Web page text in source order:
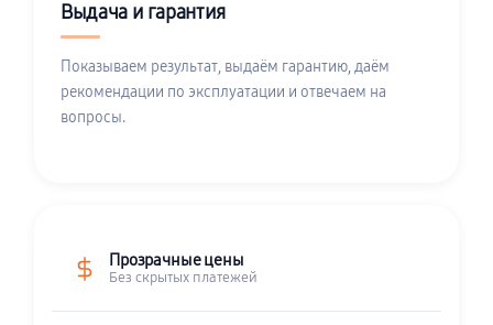
Выдача и гарантия
Показываем результат, выдаём гарантию, даём
рекомендации по эксплуатации и отвечаем на
вопросы.
Прозрачные цены
Без скрытых платежей